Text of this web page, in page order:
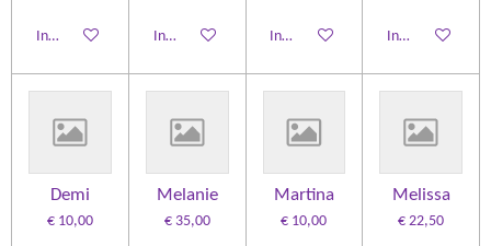
In winkelwagen In winkelwagen In winkelwagen In winkelwagen
Demi
€ 10,00
Melanie
€ 35,00
Martina
€ 10,00
Melissa
€ 22,50